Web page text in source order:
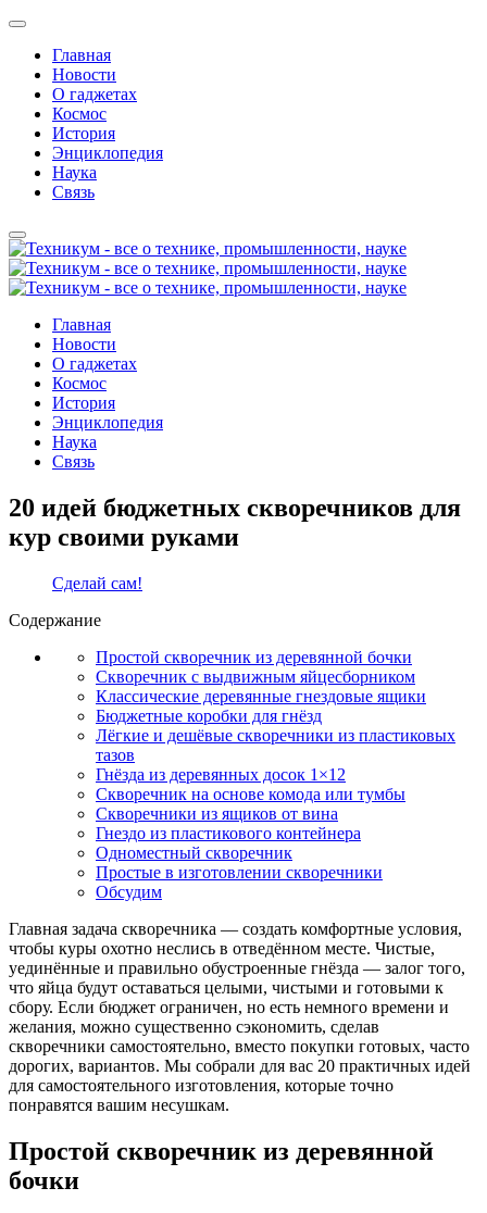
Главная
Новости
О гаджетах
Космос
История
Энциклопедия
Наука
Связь
Главная
Новости
О гаджетах
Космос
История
Энциклопедия
Наука
Связь
20 идей бюджетных скворечников для
кур своими руками
Сделай сам!
Содержание
Простой скворечник из деревянной бочки
Скворечник с выдвижным яйцесборником
Классические деревянные гнездовые ящики
Бюджетные коробки для гнёзд
Лёгкие и дешёвые скворечники из пластиковых
тазов
Гнёзда из деревянных досок 1×12
Скворечник на основе комода или тумбы
Скворечники из ящиков от вина
Гнездо из пластикового контейнера
Одноместный скворечник
Простые в изготовлении скворечники
Обсудим
Главная задача скворечника — создать комфортные условия,
чтобы куры охотно неслись в отведённом месте. Чистые,
уединённые и правильно обустроенные гнёзда — залог того,
что яйца будут оставаться целыми, чистыми и готовыми к
сбору. Если бюджет ограничен, но есть немного времени и
желания, можно существенно сэкономить, сделав
скворечники самостоятельно, вместо покупки готовых, часто
дорогих, вариантов. Мы собрали для вас 20 практичных идей
для самостоятельного изготовления, которые точно
понравятся вашим несушкам.
Простой скворечник из деревянной
бочки